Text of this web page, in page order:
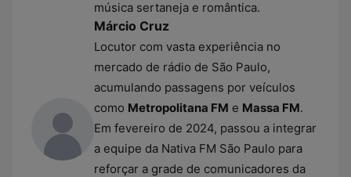
música sertaneja e romântica.
Márcio Cruz
Locutor com vasta experiência no
mercado de rádio de São Paulo,
acumulando passagens por veículos
como Metropolitana FM e Massa FM.
Em fevereiro de 2024, passou a integrar
a equipe da Nativa FM São Paulo para
reforçar a grade de comunicadores da